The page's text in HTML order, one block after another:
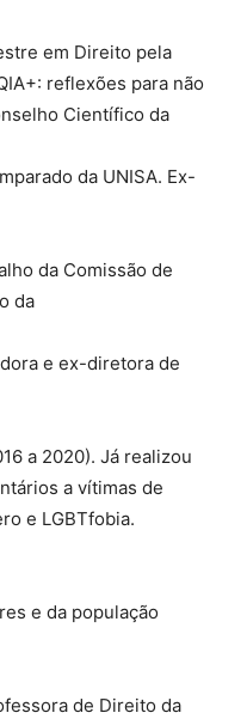
em Direito pela
reflexões para não
Científico da
da UNISA. Ex-
da Comissão de
da
e ex-diretora de
a 2020). Já realizou
a vítimas de
e LGBTfobia.
e da população
de Direito da